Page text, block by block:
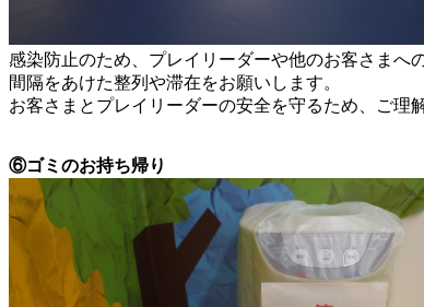
感染防止のため、プレイリーダーや他のお客さまへ
間隔をあけた整列や滞在をお願いします。
お客さまとプレイリーダーの安全を守るため、ご理
⑥ゴミのお持ち帰り